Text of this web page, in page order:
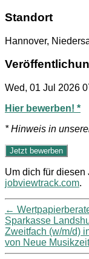
Standort
Hannover,
Wed, 01 Jul 2026
Hier bewerben! *
* Hinweis in
Um dich für
jobviewtrack.com.
←
Sparkasse
Zweitfach (w/m/d)
von Neue